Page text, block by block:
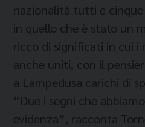
nazionalità tutti e
in quello che è stato un
ricco di significati in cui i
anche uniti, con il
a Lampedusa carichi di
“Due i segni che
evidenza”, racconta